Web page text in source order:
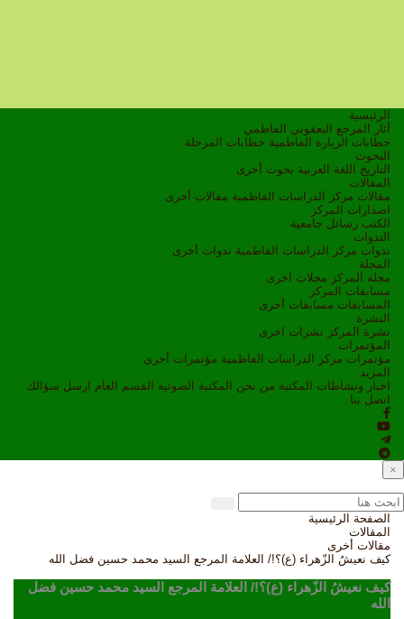
الرئيسية
أثار المرجع اليعقوبي الفاطمي
خطابات الزيارة الفاطمية خطابات المرحلة
البحوث
التاريخ
اللغة العربية بحوث أخرى
المقالات
مقالات مركز الدراسات الفاطمية مقالات أخرى
اصدارات المركز
الكتب رسائل جامعية
الندوات
ندوات مركز الدراسات الفاطمية ندوات أخرى
المجلة
مجلة المركز مجلات اخرى
مسابقات المركز
المسابقات مسابقات أخرى
النشرة
نشرة المركز نشرات اخرى
المؤتمرات
مؤتمرات مركز الدراسات الفاطمية مؤتمرات أخرى
المزيد
اخبار ونشاطات
المكتبة من نحن المكتبة الصوتية القسم العام ارسل سؤالك
اتصل بنا
×
الصفحة الرئيسية
المقالات
مقالات أخرى
كيف نعيشُ الزّهراء (ع)؟!/ العلامة المرجع السيد محمد حسين فضل الله
كيف نعيشُ الزّهراء (ع)؟!/ العلامة المرجع السيد محمد حسين فضل
الله